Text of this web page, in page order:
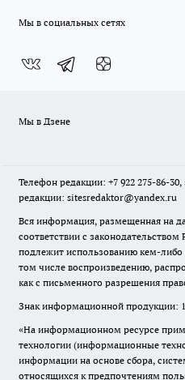
Мы в социальных сетях
Мы в Дзене
Телефон редакции: +7 922 275-86-
редакции: sitesredaktor@yandex.ru
Вся информация, размещенная на
соответствии с
подлежит использованию кем-
том числе воспроизведению,
как с письменного разрешения
Знак информационной продукции:
«На информационном ресурсе
технологии (информационные
информации на основе сбора,
относящихся к предпочтениям